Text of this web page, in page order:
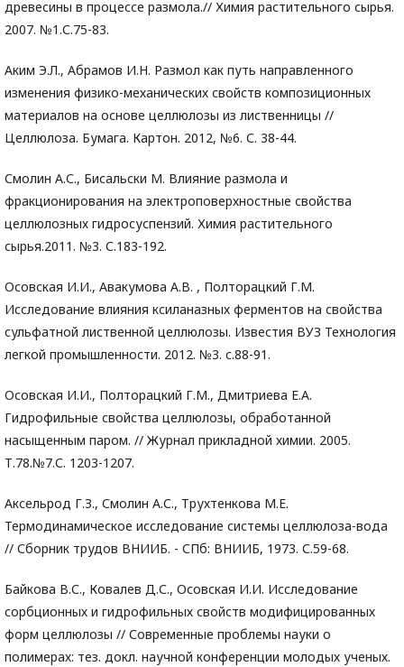
древесины в процессе размола.// Химия растительного сырья.
2007. №1.С.75-83.
Аким Э.Л., Абрамов И.Н. Размол как путь направленного
изменения физико-механических свойств композиционных
материалов на основе целлюлозы из лиственницы //
Целлюлоза. Бумага. Картон. 2012, №6. С. 38-44.
Смолин А.С., Бисальски М. Влияние размола и
фракционирования на электроповерхностные свойства
целлюлозных гидросуспензий. Химия растительного
сырья.2011. №3. С.183-192.
Осовская И.И., Авакумова А.В. , Полторацкий Г.М.
Исследование влияния ксиланазных ферментов на свойства
сульфатной лиственной целлюлозы. Известия ВУЗ Технология
легкой промышленности. 2012. №3. с.88-91.
Осовская И.И., Полторацкий Г.М., Дмитриева Е.А.
Гидрофильные свойства целлюлозы, обработанной
насыщенным паром. // Журнал прикладной химии. 2005.
Т.78.№7.С. 1203-1207.
Аксельрод Г.З., Смолин А.С., Трухтенкова М.Е.
Термодинамическое исследование системы целлюлоза-вода
// Сборник трудов ВНИИБ. - СПб: ВНИИБ, 1973. С.59-68.
Байкова В.С., Ковалев Д.С., Осовская И.И. Исследование
сорбционных и гидрофильных свойств модифицированных
форм целлюлозы // Современные проблемы науки о
полимерах: тез. докл. научной конференции молодых ученых.